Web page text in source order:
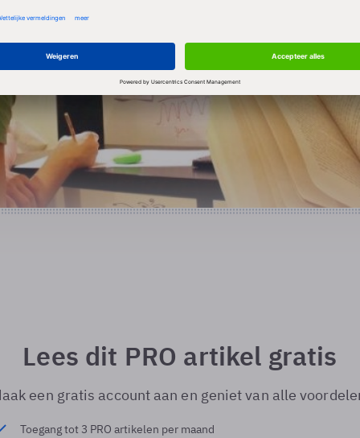
Lees dit PRO artikel gratis
een gratis account aan en geniet van alle
Toegang tot 3 PRO artikelen per maand